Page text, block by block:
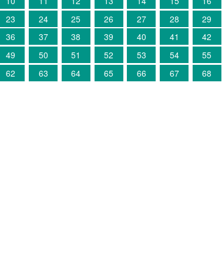
23 24 25 26 27 28 29
36 37 38 39 40 41 42
49 50 51 52 53 54 55
62 63 64 65 66 67 68